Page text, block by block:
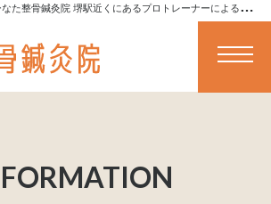
「
肩がこる」 | 【公式】ひなた整骨鍼灸院 堺駅近くにあるプロトレーナーによる全身ストレッチや施術が受けられる堺の整骨院です
メニュー